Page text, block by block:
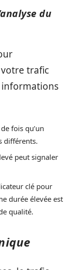
du
trafic
informations
fois qu’un
différents.
peut signaler
clé pour
durée élevée est
qualité.